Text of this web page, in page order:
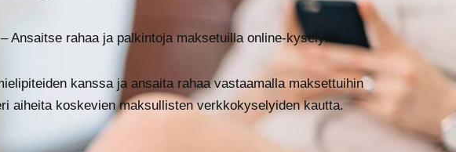
rahaa ja palkintoja maksetuilla online-kyselyillä.
kanssa ja ansaita rahaa vastaamalla maksettuihin
aiheita koskevien maksullisten verkkokyselyiden kautta.